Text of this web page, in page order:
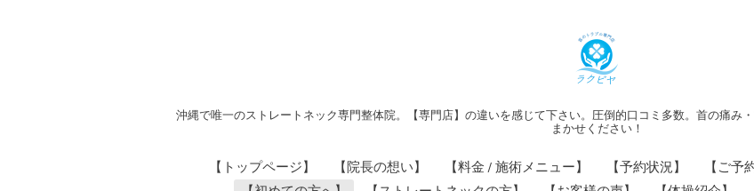
沖縄で唯一のストレートネック専門整体院。【専門店】の違いを感じて下さい。圧倒的口コミ多数。首の痛み
まかせください！
【トップページ】 【院長の想い】 【料金 / 施術メニュー】 【予約状況】 【ご予